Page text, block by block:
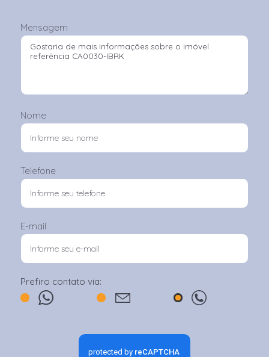
Mensagem
Nome
Telefone
E-mail
Prefiro contato via: